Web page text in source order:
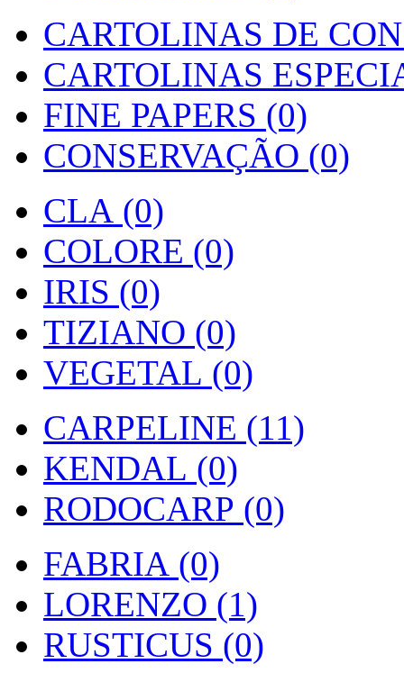
CARTOLINAS DE
CARTOLINAS
FINE PAPERS (0)
CONSERVAÇÃO (0)
CLA (0)
COLORE (0)
IRIS (0)
TIZIANO (0)
VEGETAL (0)
CARPELINE (11)
KENDAL (0)
RODOCARP (0)
FABRIA (0)
LORENZO (1)
RUSTICUS (0)